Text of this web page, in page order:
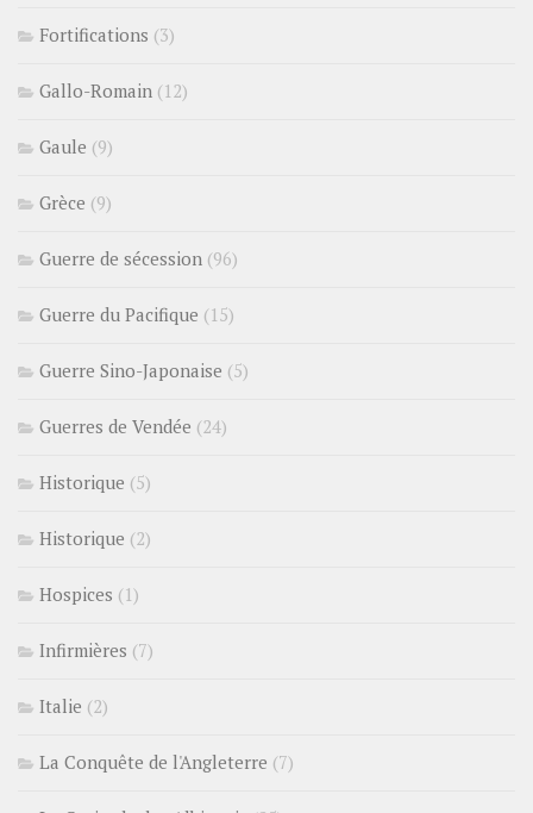
Fortifications (3)
Gallo-Romain (12)
Gaule (9)
Grèce (9)
Guerre de sécession (96)
Guerre du Pacifique (15)
Guerre Sino-Japonaise (5)
Guerres de Vendée (24)
Historique (5)
Historique (2)
Hospices (1)
Infirmières (7)
Italie (2)
La Conquête de l'Angleterre (7)